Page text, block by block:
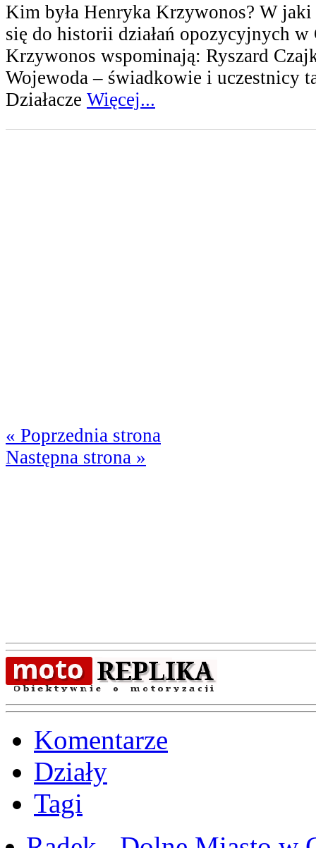
Kim była Henryka Krzywonos? W jaki
się do historii działań opozycyjnych w
Krzywonos wspominają: Ryszard
Wojewoda – świadkowie i uczestnicy
Działacze Więcej...
« Poprzednia strona
Następna strona »
Komentarze
Działy
Tagi